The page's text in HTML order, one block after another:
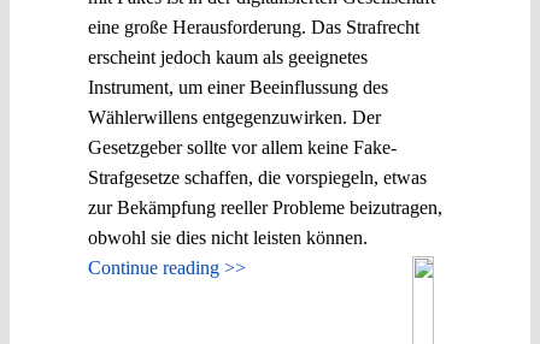
eine große Herausforderung. Das Strafrecht
erscheint jedoch kaum als geeignetes
Instrument, um einer Beeinflussung des
Wählerwillens entgegenzuwirken. Der
Gesetzgeber sollte vor allem keine Fake-
Strafgesetze schaffen, die vorspiegeln, etwas
zur Bekämpfung reeller Probleme beizutragen,
obwohl sie dies nicht leisten können.
Continue reading >>